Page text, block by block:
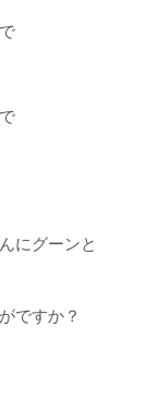
にグーンと
ですか？